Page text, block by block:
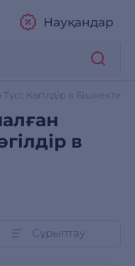
Науқандар
Көгілдір в Бішкекте
в
Сұрыптау